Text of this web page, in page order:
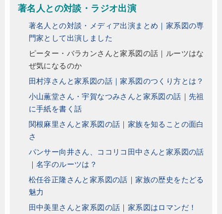
著名人との対談・ラジオ出演
著名人との対談・メディア出演まとめ｜家系図の専
門家として出演しました
ピーター・バラカンさんと家系図の話｜ルーツはな
ぜ気になるのか
田村淳さんと家系図の話｜家系図のつくり方とは？
小山薫堂さん・宇賀なつみさんと家系図の話｜先祖
に手紙を書く話
関根麻里さんと家系図の話｜家族を知ることの面白
さ
パンサー向井さん、ココリコ田中さんと家系図の話
｜名字のルーツは？
松任谷正隆さんと家系図の話｜家族の歴史をたどる
魅力
田中美里さんと家系図の話｜家系図はロマンだ！